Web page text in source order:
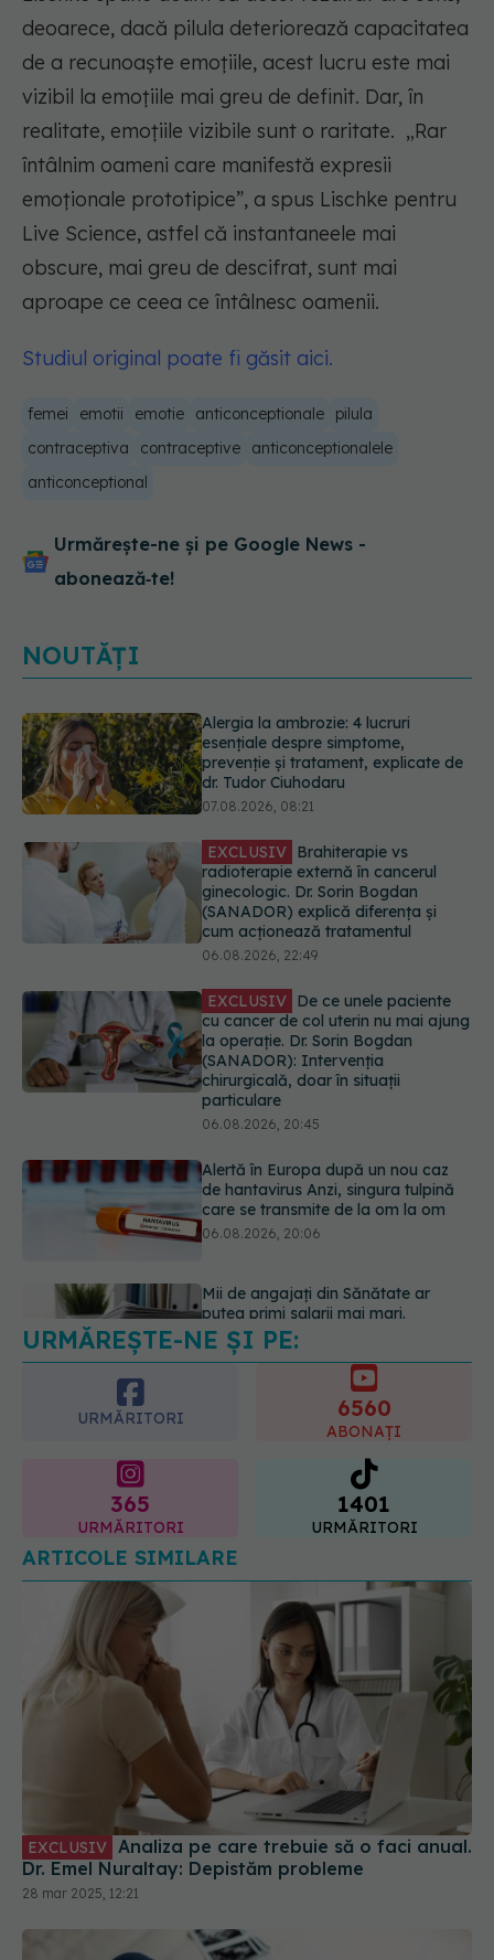
deoarece, dacă pilula deteriorează capacitatea
de a recunoaște emoțiile, acest lucru este mai
vizibil la emoțiile mai greu de definit. Dar, în
realitate, emoțiile vizibile sunt o raritate. „Rar
întâlnim oameni care manifestă expresii
emoționale prototipice”, a spus Lischke pentru
Live Science, astfel că instantaneele mai
obscure, mai greu de descifrat, sunt mai
aproape ce ceea ce întâlnesc oamenii.
Studiul original poate fi găsit aici.
femei emotii emotie anticonceptionale
pilula
contraceptiva
contraceptive
anticonceptionalele
anticonceptional
Urmărește-ne și pe Google News -
abonează‑te!
NOUTĂȚI
EXCLUSIV Brahiterapie vs
radioterapie externă în cancerul
ginecologic. Dr. Sorin Bogdan
(SANADOR) explică diferența și
cum acționează tratamentul
06.08.2026, 22:49
EXCLUSIV De ce unele paciente
cu cancer de col uterin nu mai ajung
la operație. Dr. Sorin Bogdan
(SANADOR): Intervenția
chirurgicală, doar în situații
06.08.2026, 20:45
Alertă în Europa după un nou caz
de hantavirus Anzi, singura tulpină
care se transmite de la om la om
06.08.2026, 20:06
Mii de angajați din Sănătate ar
putea primi salarii mai mari.
Sindicatele cer schimbarea legii
06.08.2026, 19:26
Alergia la ambrozie: 4 lucruri
esențiale despre simptome,
prevenție și tratament, explicate de
dr. Tudor Ciuhodaru
URMĂREȘTE-NE ȘI PE:
URMĂRITORI 6560
ABONAȚI
URMĂRITORI
1401
URMĂRITORI
ARTICOLE SIMILARE
Dr. Emel Nuraltay: Depistăm probleme
28 mar 2025, 12:21